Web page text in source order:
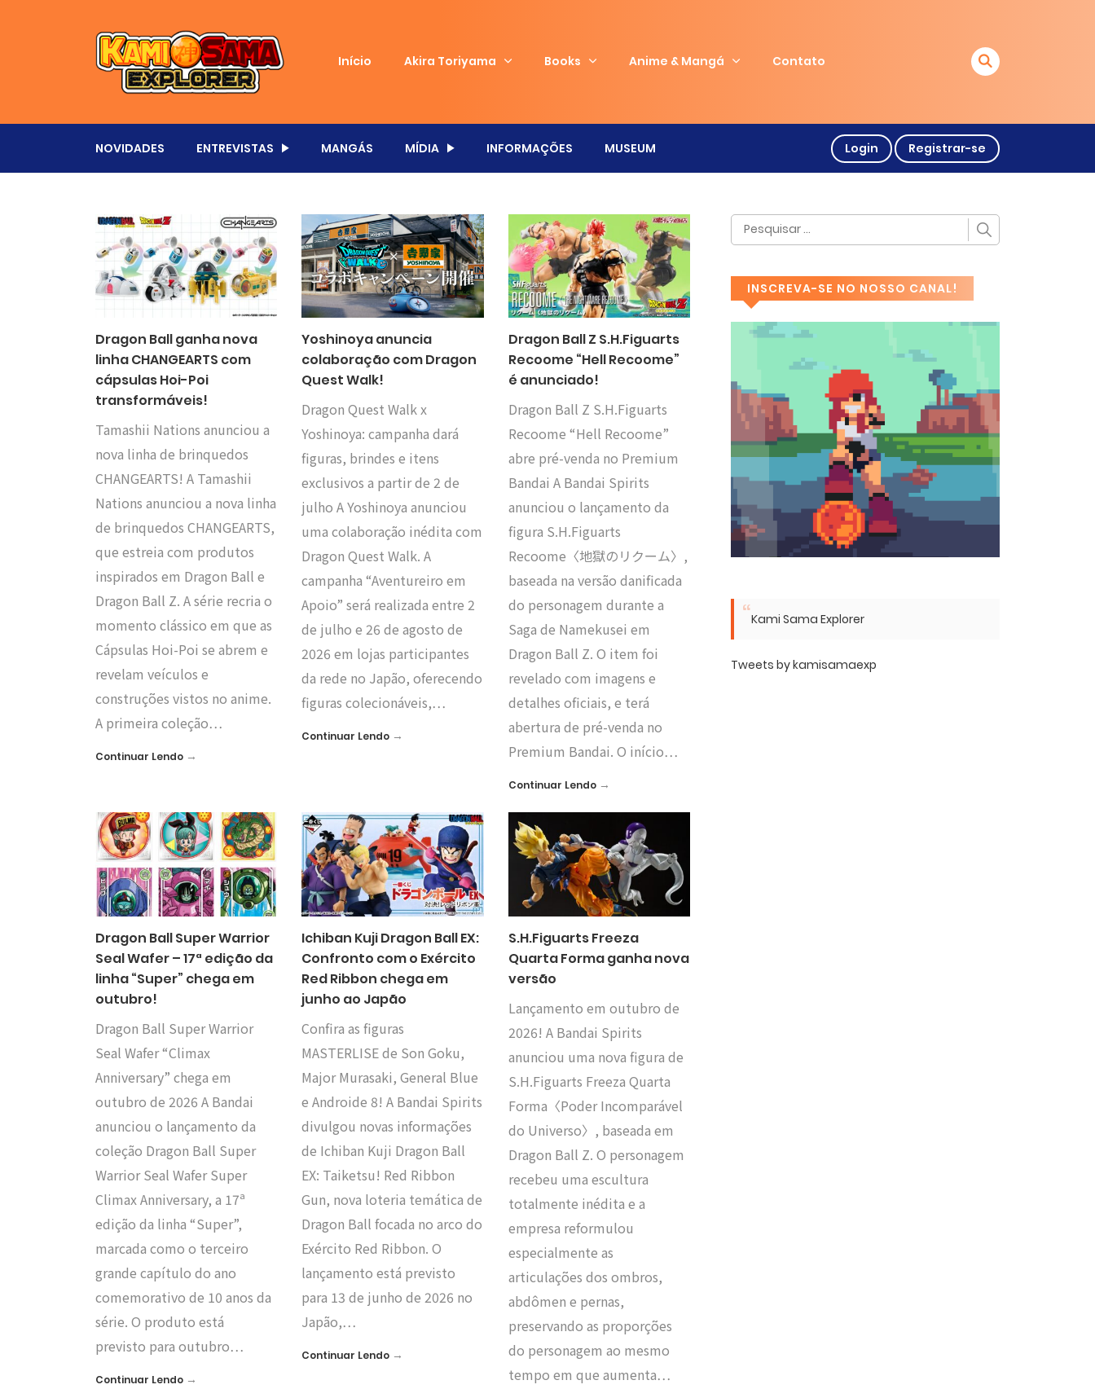
Início Akira Toriyama Books Anime & Mangá Contato
NOVIDADES ENTREVISTAS MANGÁS MÍDIA INFORMAÇÕES MUSEUM Login Registrar-se
Dragon Ball ganha nova
linha CHANGEARTS com
cápsulas Hoi-Poi
transformáveis!
Tamashii Nations anunciou a
nova linha de brinquedos
CHANGEARTS! A Tamashii
Nations anunciou a nova linha
de brinquedos CHANGEARTS,
que estreia com produtos
inspirados em Dragon Ball e
Dragon Ball Z. A série recria o
momento clássico em que as
Cápsulas Hoi-Poi se abrem e
revelam veículos e
construções vistos no anime.
A primeira coleção…
Continuar Lendo →
Yoshinoya anuncia
colaboração com Dragon
Quest Walk!
Dragon Quest Walk x
Yoshinoya: campanha dará
figuras, brindes e itens
exclusivos a partir de 2 de
julho A Yoshinoya anunciou
uma colaboração inédita com
Dragon Quest Walk. A
campanha “Aventureiro em
Apoio” será realizada entre 2
de julho e 26 de agosto de
2026 em lojas participantes
da rede no Japão, oferecendo
figuras colecionáveis,…
Continuar Lendo →
Dragon Ball Z S.H.Figuarts
Recoome “Hell Recoome”
é anunciado!
Dragon Ball Z S.H.Figuarts
Recoome “Hell Recoome”
abre pré-venda no Premium
Bandai A Bandai Spirits
anunciou o lançamento da
figura S.H.Figuarts
Recoome〈地獄のリクーム〉,
baseada na versão danificada
do personagem durante a
Saga de Namekusei em
Dragon Ball Z. O item foi
revelado com imagens e
detalhes oficiais, e terá
abertura de pré-venda no
Premium Bandai. O início…
Continuar Lendo→
Dragon Ball Super Warrior
Seal Wafer – 17ª edição da
linha “Super” chega em
outubro!
Dragon Ball Super Warrior
Seal Wafer “Climax
Anniversary” chega em
outubro de 2026 A Bandai
anunciou o lançamento da
coleção Dragon Ball Super
Warrior Seal Wafer Super
Climax Anniversary, a 17ª
edição da linha “Super”,
marcada como o terceiro
grande capítulo do ano
comemorativo de 10 anos da
série. O produto está
previsto para outubro…
Continuar Lendo →
Ichiban Kuji Dragon Ball EX:
Confronto com o Exército
Red Ribbon chega em
junho ao Japão
Confira as figuras
MASTERLISE de Son Goku,
Major Murasaki, General Blue
e Androide 8! A Bandai Spirits
divulgou novas informações
de Ichiban Kuji Dragon Ball
EX: Taiketsu! Red Ribbon
Gun, nova loteria temática de
Dragon Ball focada no arco do
Exército Red Ribbon. O
lançamento está previsto
para 13 de junho de 2026 no
Japão,…
Continuar Lendo →
S.H.Figuarts Freeza
Quarta Forma ganha nova
versão
Lançamento em outubro de
2026! A Bandai Spirits
anunciou uma nova figura de
S.H.Figuarts Freeza Quarta
Forma〈Poder Incomparável
do Universo〉, baseada em
Dragon Ball Z. O personagem
recebeu uma escultura
totalmente inédita e a
empresa reformulou
especialmente as
articulações dos ombros,
abdômen e pernas,
preservando as proporções
do personagem ao mesmo
tempo em que aumenta…
INSCREVA-SE NO NOSSO CANAL!
Kami Sama Explorer
Tweets by kamisamaexp